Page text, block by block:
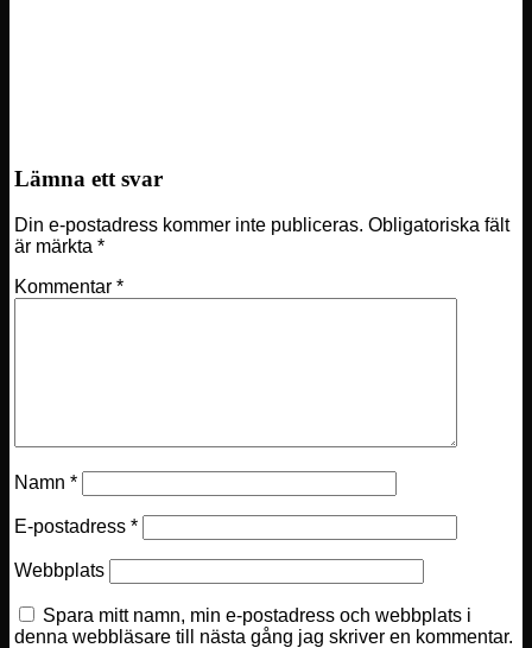
Lämna ett svar
Din e-postadress kommer inte publiceras. Obligatoriska fält
är märkta*
Kommentar*
Namn*
E-postadress*
Webbplats
Spara mitt namn, min e-postadress och webbplats i
denna webbläsare till nästa gång jag skriver en kommentar.